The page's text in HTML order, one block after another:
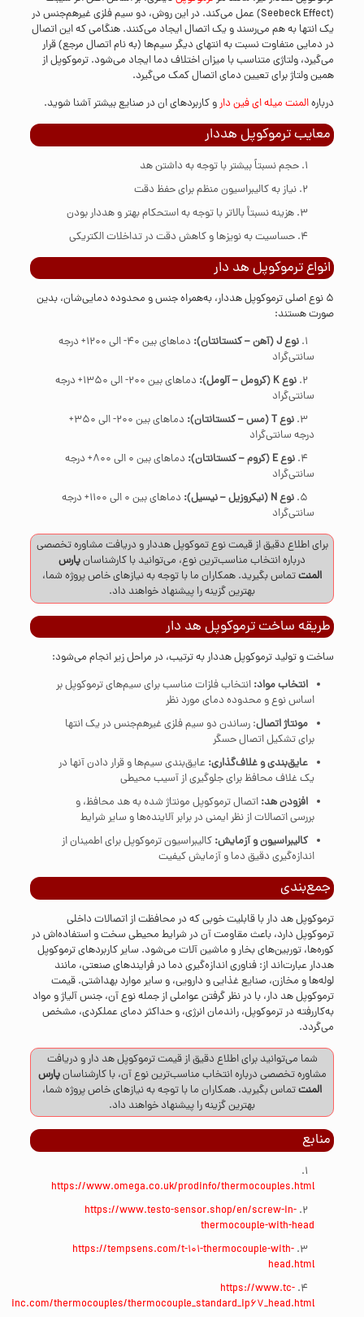
(Seebeck Effect) عمل می‌کند. در این روش، دو سیم فلزی غیرهم‌جنس در
یک انتها به هم می‌رسند و یک اتصال ایجاد می‌کنند. هنگامی که این اتصال
در دمایی متفاوت نسبت به انتهای دیگر سیم‌ها (به نام اتصال مرجع) قرار
می‌گیرد، ولتاژی متناسب با میزان اختلاف دما ایجاد می‌شود. ترموکوپل از
همین ولتاژ برای تعیین دمای اتصال کمک می‌گیرد.
دربارهالمنت میله ای فین دارو کاربردهای ان در صنایع بیشتر آشنا شوید.
معایب ترموکوپل هددار
حجم نسبتاً بیشتر با توجه به داشتن هد
نیاز به کالیبراسیون منظم برای حفظ دقت
هزینه نسبتاْ‌ بالاتر با توجه به استحکام بهتر و هددار بودن
حساسیت به نویزها و کاهش دقت در تداخلات الکتریکی
انواع ترموکوپل هد دار
5 نوع اصلی ترموکوپل هددار، به‌همراه جنس و محدوده دمایی‌شان، بدین
صورت هستند:
نوع J (آهن – کنستانتان):
دماهای بین 40- الی 1200+ درجه
سانتی‌گراد
نوع K (کرومل – آلومل):
دماهای بین 200- الی 1350+ درجه
سانتی‌گراد
نوع T (مس – کنستانتان):
دماهای بین 200- الی 350+
درجه سانتی‌گراد
نوع E (کروم – کنستانتان):
دماهای بین 0 الی 800+ درجه
سانتی‌گراد
نوع N (نیکروزیل – نیسیل):
دماهای بین 0 الی 1100+ درجه
سانتی‌گراد
برای اطلاع دقیق از قیمت نوع تموکوپل هددار و دریافت مشاوره تخصصی
درباره انتخاب مناسب‌ترین نوع، می‌توانید با کارشناسانپارس
المنتتماسبگیرید. همکاران ما با توجه به نیازهای خاص پروژه شما،
بهترین گزینه را پیشنهاد خواهند داد.
طریقه ساخت ترموکوپل هد دار
ساخت و تولید ترموکوپل هددار به ترتیب، در مراحل زیر انجام می‌شود:
انتخاب مواد: انتخاب فلزات مناسب برای سیم‌های ترموکوپل بر
اساس نوع و محدوده دمای مورد نظر
مونتاژ اتصال: رساندن دو سیم فلزی غیرهم‌جنس در یک انتها
برای تشکیل اتصال حسگر
عایق‌بندی و غلاف‌گذاری:
عایق‌بندی سیم‌ها و قرار دادن آن‎ها در
یک غلاف محافظ برای جلوگیری از آسیب‌ محیطی
افزودن هد: اتصال ترموکوپل مونتاژ شده به هد محافظ، و
بررسی اتصالات از نظر ایمنی در برابر آلاینده‌ها و سایر شرایط
کالیبراسیون و آزمایش: کالیبراسیون ترموکوپل برای اطمینان از
اندازه‌گیری دقیق دما و آزمایش کیفیت
جمع‌بندی
ترموکوپل هد دار با قابلیت خوبی که در محافظت از اتصالات داخلی
ترموکوپل دارد، باعث مقاومت آن در شرایط محیطی سخت و استفاده‌اش در
کوره‌ها، توربین‌های بخار و ماشین آلات می‌شود. سایر کاربردهای ترموکوپل
هددار عبارت‌اند از: فناوری اندازه‌گیری دما در فرایند‌های صنعتی، مانند
لوله‌ها و مخازن، صنایع غذایی و دارویی، و سایر موارد بهداشتی. قیمت
ترموکوپل هد دار، با در نظر گرفتن عواملی از جمله نوع آن، جنس آلیاژ و مواد
به‌کاررفته در ترموکوپل، راندمان انرژی، و حداکثر دمای عملکردی، مشخص
می‌گردد.
شما می‌توانید برای اطلاع دقیق از قیمت ترموکوپل هد دار و دریافت
مشاوره تخصصی درباره انتخاب مناسب‌ترین نوع آن، با کارشناسانپارس
المنتتماسبگیرید. همکاران ما با توجه به نیازهای خاص پروژه شما،
بهترین گزینه را پیشنهاد خواهند داد.
منابع
https://www.omega.co.uk/prodinfo/thermocouples.html
https://www.testo-sensor.shop/en/screw-in-
thermocouple-with-head
https://tempsens.com/t-101-thermocouple-with-
head.html
https://www.tc-
inc.com/thermocouples/thermocouple_standard_ip67_head.html